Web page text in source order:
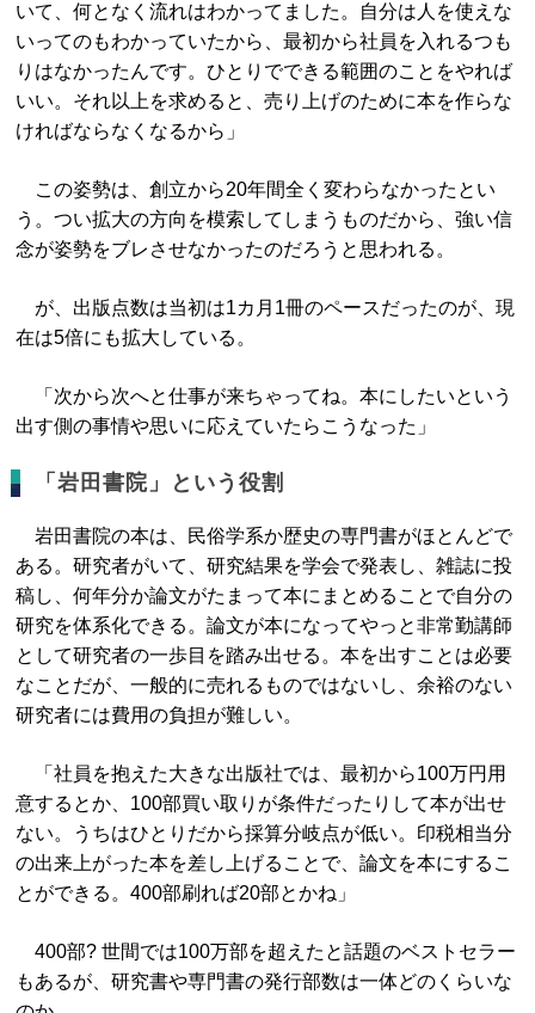
いて、何となく流れはわかってました。自分は人を使えな
いってのもわかっていたから、最初から社員を入れるつも
りはなかったんです。ひとりでできる範囲のことをやれば
いい。それ以上を求めると、売り上げのために本を作らな
ければならなくなるから」
この姿勢は、創立から20年間全く変わらなかったとい
う。つい拡大の方向を模索してしまうものだから、強い信
念が姿勢をブレさせなかったのだろうと思われる。
が、出版点数は当初は1カ月1冊のペースだったのが、現
在は5倍にも拡大している。
「次から次へと仕事が来ちゃってね。本にしたいという
出す側の事情や思いに応えていたらこうなった」
「岩田書院」という役割
岩田書院の本は、民俗学系か歴史の専門書がほとんどで
ある。研究者がいて、研究結果を学会で発表し、雑誌に投
稿し、何年分か論文がたまって本にまとめることで自分の
研究を体系化できる。論文が本になってやっと非常勤講師
として研究者の一歩目を踏み出せる。本を出すことは必要
なことだが、一般的に売れるものではないし、余裕のない
研究者には費用の負担が難しい。
「社員を抱えた大きな出版社では、最初から100万円用
意するとか、100部買い取りが条件だったりして本が出せ
ない。うちはひとりだから採算分岐点が低い。印税相当分
の出来上がった本を差し上げることで、論文を本にするこ
とができる。400部刷れば20部とかね」
400部? 世間では100万部を超えたと話題のベストセラー
もあるが、研究書や専門書の発行部数は一体どのくらいな